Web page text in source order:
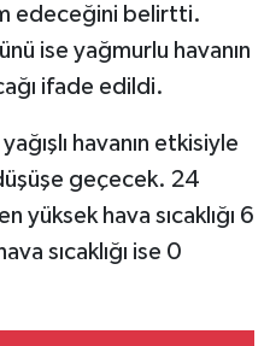
edeceğini belirtti.
ise yağmurlu havanın
ifade edildi.
havanın etkisiyle
geçecek. 24
yüksek hava sıcaklığı 6
sıcaklığı ise 0